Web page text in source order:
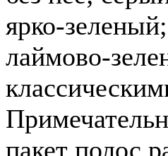
ярко-
лаймово-
пакет полос